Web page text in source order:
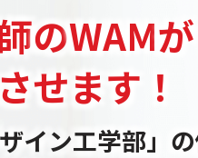
のWAMが
せます！
イン工学部」